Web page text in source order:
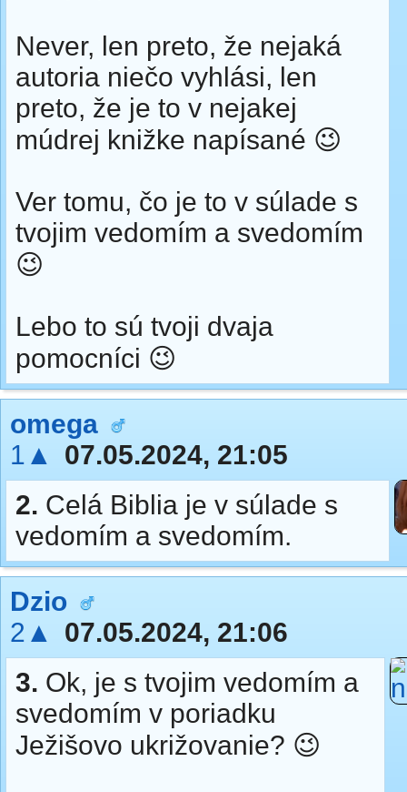
Never, len preto, že nejaká
autoria niečo vyhlási, len
preto, že je to v nejakej
múdrej knižke napísané 😉
Ver tomu, čo je to v súlade s
tvojim vedomím a svedomím
😉
Lebo to sú tvoji dvaja
pomocníci 😉
omega
1▲
07.05.2024, 21:05
2. Celá Biblia je v súlade s
vedomím a svedomím.
Dzio
2▲
07.05.2024, 21:06
3. Ok, je s tvojim vedomím a
svedomím v poriadku
Ježišovo ukrižovanie? 😉